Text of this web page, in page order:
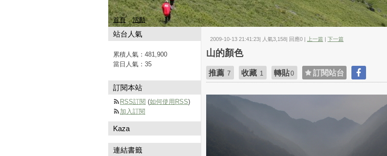
首頁 活動
2009-10-13 21:41:23| 人氣3,158| 回應0 | 上一篇 | 下一篇
山的顏色
推薦 7 收藏 1 轉貼0 訂閱站台
站台人氣
累積人氣： 481,900
當日人氣： 35
訂閱本站
RSS訂閱 (如何使用RSS)
加入訂閱
Kaza
連結書籤